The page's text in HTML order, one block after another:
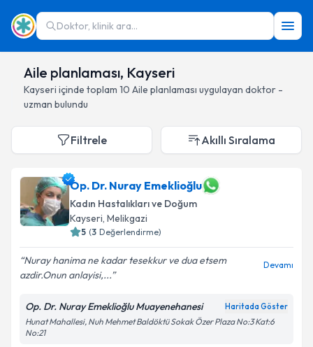
Doktor, klinik ara...
Aile planlaması, Kayseri
Kayseri içinde toplam 10 Aile planlaması uygulayan doktor -
uzman bulundu
Filtrele Akıllı Sıralama
Op. Dr. Nuray Emeklioğlu
Kadın Hastalıkları ve Doğum
Kayseri, Melikgazi
5 (3 Değerlendirme)
Nuray hanima ne kadar tesekkur ve dua etsem
azdir.Onun anlayisi,...
Devamı
Op. Dr. Nuray Emeklioğlu Muayenehanesi Haritada Göster
Hunat Mahallesi, Nuh Mehmet Baldöktü Sokak Özer Plaza No:3 Kat:6
No:21